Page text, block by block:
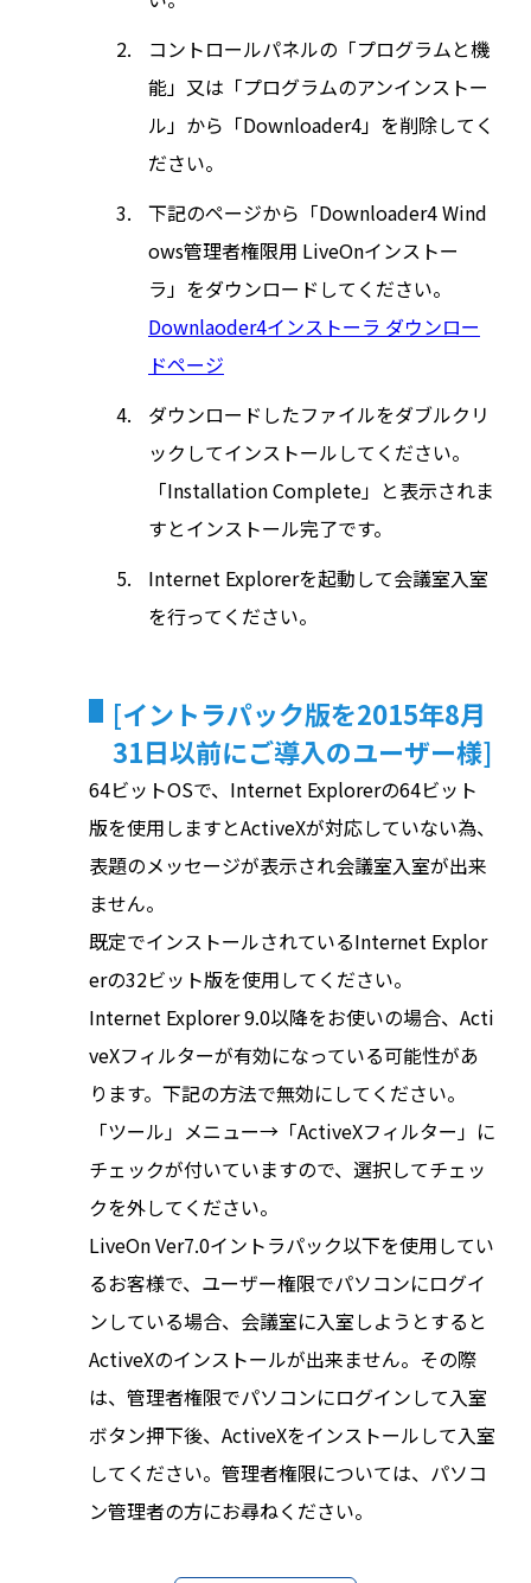
コントロールパネルの「プログラムと機
能」又は「プログラムのアンインストー
ル」から「Downloader4」を削除してく
ださい。
下記のページから「Downloader4 Wind
ows管理者権限用 LiveOnインストー
ラ」をダウンロードしてください。
Downlaoder4インストーラ ダウンロー
ドページ
ダウンロードしたファイルをダブルクリ
ックしてインストールしてください。
「Installation Complete」と表示されま
すとインストール完了です。
Internet Explorerを起動して会議室入室
を行ってください。
[イントラパック版を2015年8月
31日以前にご導入のユーザー様]
64ビットOSで、Internet Explorerの64ビット
版を使用しますとActiveXが対応していない為、
表題のメッセージが表示され会議室入室が出来
ません。
既定でインストールされているInternet Explor
erの32ビット版を使用してください。
Internet Explorer 9.0以降をお使いの場合、Acti
veXフィルターが有効になっている可能性があ
ります。下記の方法で無効にしてください。
「ツール」メニュー→「ActiveXフィルター」に
チェックが付いていますので、選択してチェッ
クを外してください。
LiveOn Ver7.0イントラパック以下を使用してい
るお客様で、ユーザー権限でパソコンにログイ
ンしている場合、会議室に入室しようとすると
ActiveXのインストールが出来ません。その際
は、管理者権限でパソコンにログインして入室
ボタン押下後、ActiveXをインストールして入室
してください。管理者権限については、パソコ
ン管理者の方にお尋ねください。